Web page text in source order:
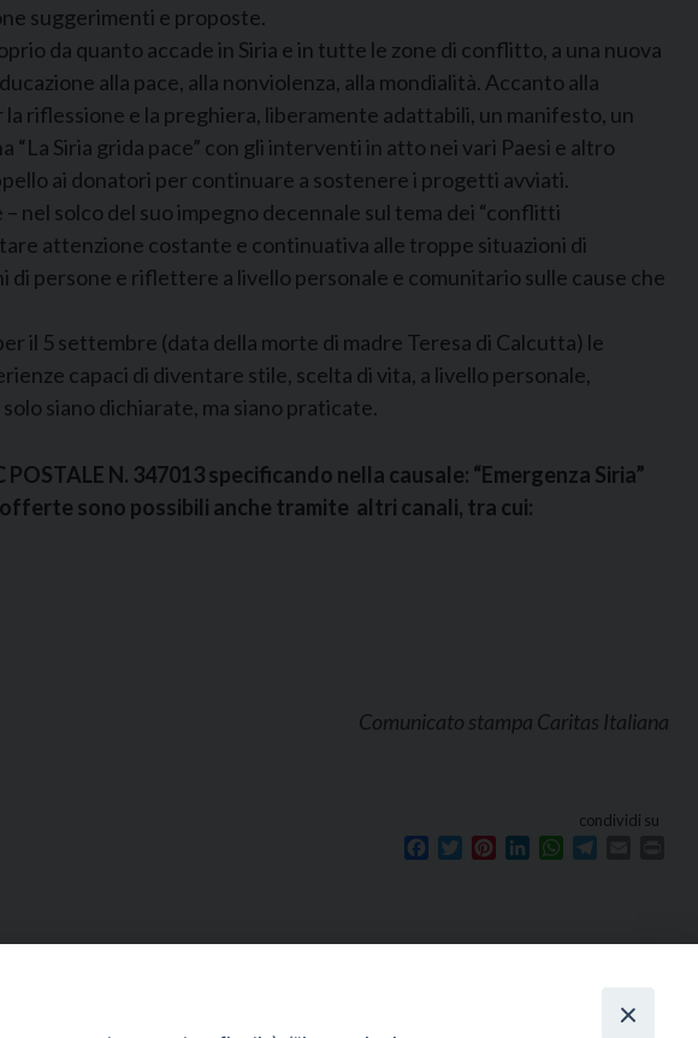
suggerimenti e proposte.
da quanto accade in Siria e in tutte le zone di conflitto, a una nuova
alla pace, alla nonviolenza, alla mondialità. Accanto alla
riflessione e la preghiera, liberamente adattabili, un manifesto, un
Siria grida pace” con gli interventi in atto nei vari Paesi e altro
ai donatori per continuare a sostenere i progetti avviati.
nel solco del suo impegno decennale sul tema dei “conflitti
attenzione costante e continuativa alle troppe situazioni di
persone e riflettere a livello personale e comunitario sulle cause che
il 5 settembre (data della morte di madre Teresa di Calcutta) le
capaci di diventare stile, scelta di vita, a livello personale,
siano dichiarate, ma siano praticate.
N. 347013 specificando nella causale: “Emergenza Siria”
sono possibili anche tramite altri canali, tra cui:
Comunicato stampa Caritas Italiana
condividi su
Facebook
TwitterPinterestLinkedInWhatsApp